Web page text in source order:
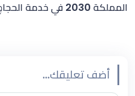
المملكة 2030 في خدمة الحجاج والمعتمرين.
أضف تعليقك...